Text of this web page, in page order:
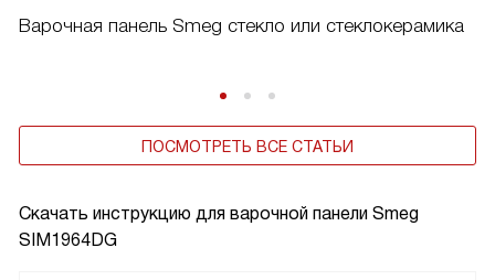
Скачать инструкцию для варочной панели Smeg
SIM1964DG
Варочная панель Smeg стекло или стеклокерамика
ПОСМОТРЕТЬ ВСЕ СТАТЬИ